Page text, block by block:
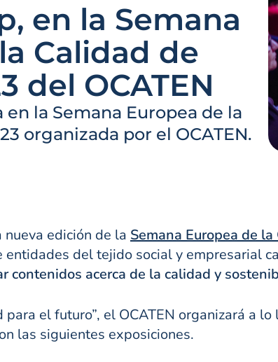
en la Semana
Calidad de
del OCATEN
la Semana Europea de la
organizada por el OCATEN.
edición de la Semana Europea de
entidades del tejido social y empresarial
contenidos acerca de la calidad y
para el futuro”, el OCATEN organizará a
las siguientes exposiciones.